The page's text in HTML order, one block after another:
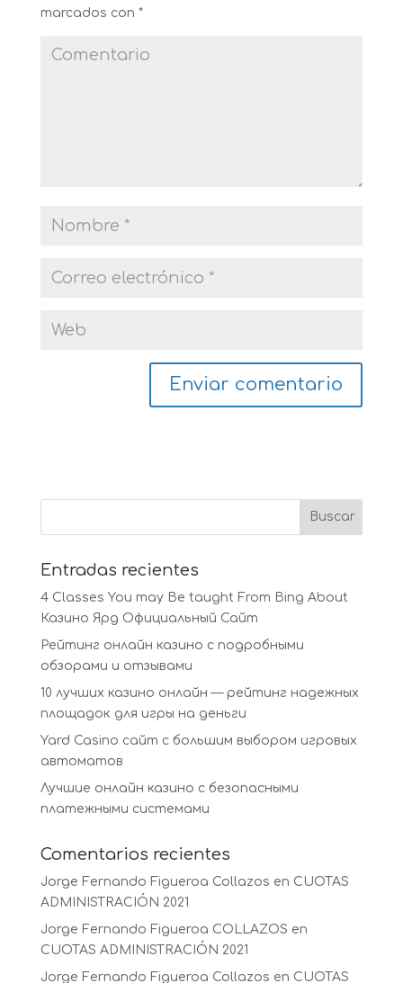
marcados con *
Entradas recientes
4 Classes You may Be taught From Bing About
Казино Ярд Официальный Сайт
Рейтинг онлайн казино с подробными
обзорами и отзывами
10 лучших казино онлайн — рейтинг надежных
площадок для игры на деньги
Yard Casino сайт с большим выбором игровых
автоматов
Лучшие онлайн казино с безопасными
платежными системами
Comentarios recientes
Jorge Fernando Figueroa Collazos en CUOTAS
ADMINISTRACIÓN 2021
Jorge Fernando Figueroa COLLAZOS en
CUOTAS ADMINISTRACIÓN 2021
Jorge Fernando Figueroa Collazos en CUOTAS